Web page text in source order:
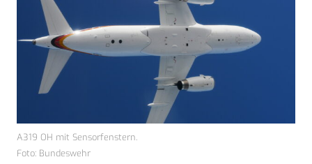
A319 OH mit Sensorfenstern.
Foto: Bundeswehr